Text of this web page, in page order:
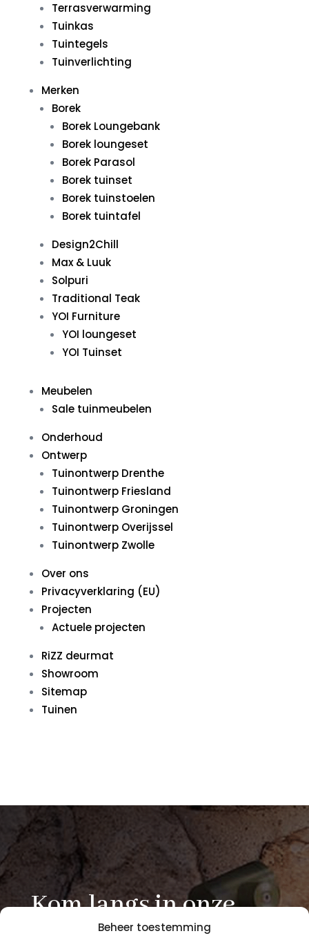
Beheer toestemming
Terrasverwarming
Tuinkas
Tuintegels
Tuinverlichting
Merken
Borek
Borek Loungebank
Borek loungeset
Borek Parasol
Borek tuinset
Borek tuinstoelen
Borek tuintafel
Design2Chill
Max & Luuk
Solpuri
Traditional Teak
YOI Furniture
YOI loungeset
YOI Tuinset
Meubelen
Sale tuinmeubelen
Onderhoud
Ontwerp
Tuinontwerp Drenthe
Tuinontwerp Friesland
Tuinontwerp Groningen
Tuinontwerp Overijssel
Tuinontwerp Zwolle
Over ons
Privacyverklaring (EU)
Projecten
Actuele projecten
RiZZ deurmat
Showroom
Sitemap
Tuinen
Kom langs in onze